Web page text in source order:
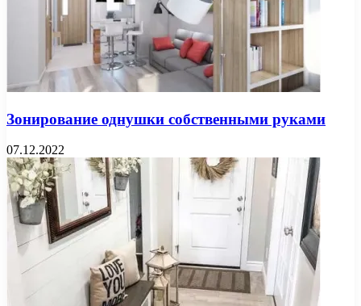
Зонирование однушки собственными руками
07.12.2022